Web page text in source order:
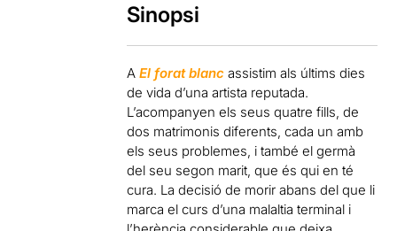
Sinopsi
AEl forat blancassistim als últims dies
de vida d’una artista reputada.
L’acompanyen els seus quatre fills, de
dos matrimonis diferents, cada un amb
els seus problemes, i també el germà
del seu segon marit, que és qui en té
cura. La decisió de morir abans del que li
marca el curs d’una malaltia terminal i